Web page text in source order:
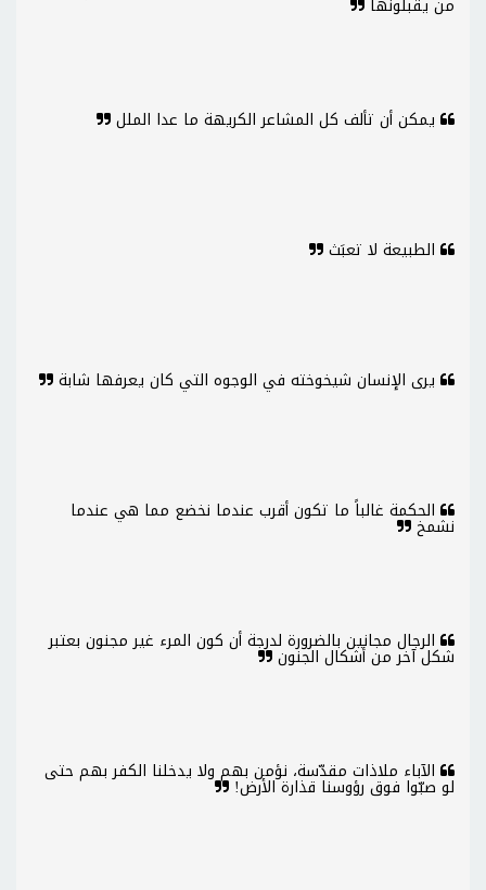
من يقبلونها
يمكن أن تألف كل المشاعر الكريهة ما عدا الملل
الطبيعة لا تعبَث
يرى الإنسان شيخوخته في الوجوه التي كان يعرفها شابة
الحكمة غالباً ما تكون أقرب عندما نخضع مما هي عندما
نشمخ
الرجال مجانين بالضرورة لدرجة أن كون المرء غير مجنون بعتبر
شكل آخر من أشكال الجنون
الآباء ملاذات مقدّسة، نؤمن بهم ولا يدخلنا الكفر بهم حتى
لو صبّوا فوق رؤوسنا قذارة الأرض!